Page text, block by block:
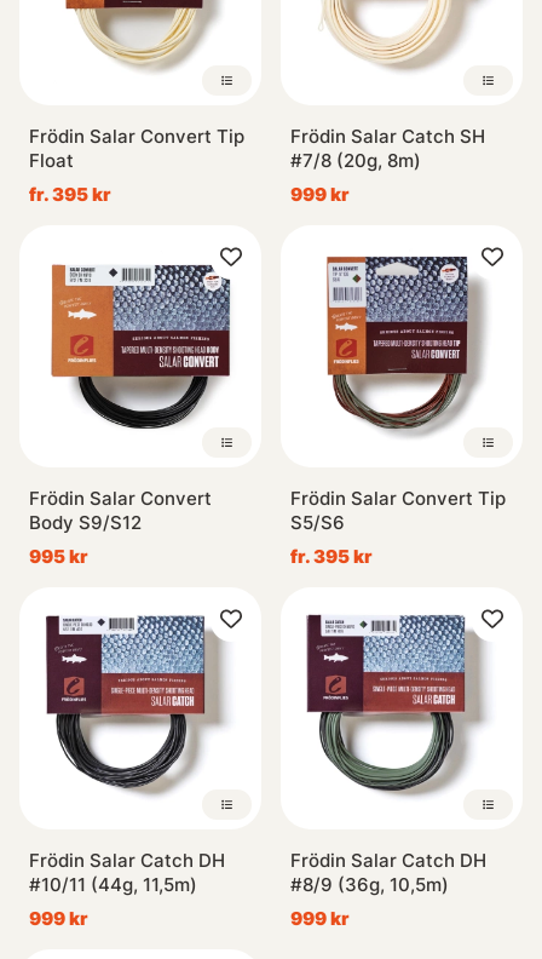
Frödin Salar Convert Tip
Float
fr. 395 kr
Frödin Salar Catch SH
#7/8 (20g, 8m)
999 kr
Frödin Salar Convert
Body S9/S12
995 kr
Frödin Salar Convert Tip
S5/S6
fr. 395 kr
Frödin Salar Catch DH
#10/11 (44g, 11,5m)
999 kr
Frödin Salar Catch DH
#8/9 (36g, 10,5m)
999 kr